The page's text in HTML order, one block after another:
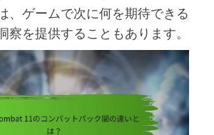
、ゲームで次に何を期待できる
察を提供することもあります。